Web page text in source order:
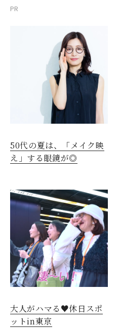
PR
50代の夏は、「メイク映
え」する眼鏡が◎
大人がハマる♥休日スポ
ットin東京